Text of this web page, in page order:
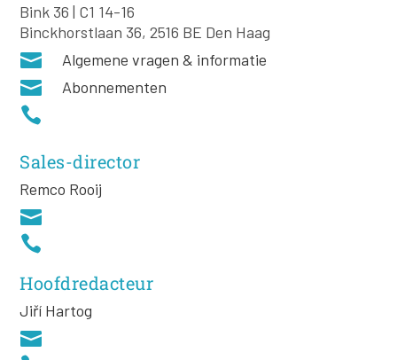
Bink 36 | C1 14-16
Binckhorstlaan 36, 2516 BE Den Haag
 Algemene vragen & informatie
 Abonnementen

Sales-director
Remco Rooij


Hoofdredacteur
Jiří Hartog
